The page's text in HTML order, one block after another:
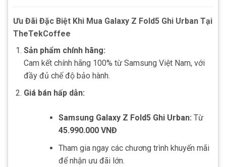
Ưu Đãi Đặc Biệt Khi Mua Galaxy Z Fold5 Ghi Urban Tại
TheTekCoffee
Sản phẩm chính hãng:
Cam kết chính hãng 100% từ Samsung Việt Nam, với
đầy đủ chế độ bảo hành.
Giá bán hấp dẫn:
Samsung Galaxy Z Fold5 Ghi Urban: Từ
45.990.000 VNĐ
Tham gia ngay các chương trình khuyến mãi
để nhận ưu đãi lớn.